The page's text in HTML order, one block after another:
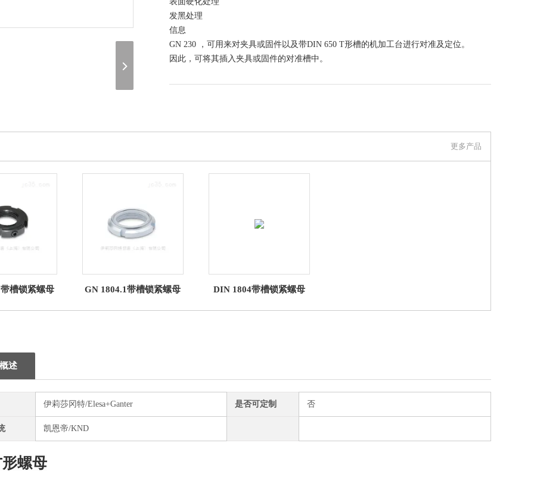
发黑处理
信息
GN 230 ，可用来对夹具或固件以及带DIN 650 T形槽的机加工台进行对准及定位。
因此，可将其插入夹具或固件的对准槽中。
（联系我们，请说明是在 伊莉莎冈特贸易（上海）有限公司 上看到的信息，谢谢！）
更多产品
槽锁紧螺母 GN 1804.1带槽锁紧螺母 DIN 1804带槽锁紧螺母
述
伊莉莎冈特/Elesa+Ganter 是否可定制 否
凯恩帝/KND
螺母